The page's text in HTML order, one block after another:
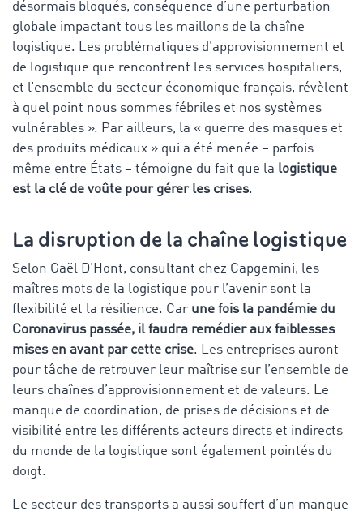
désormais bloqués, conséquence d’une perturbation
globale impactant tous les maillons de la chaîne
logistique. Les problématiques d’approvisionnement et
de logistique que rencontrent les services hospitaliers,
et l’ensemble du secteur économique français, révèlent
à quel point nous sommes fébriles et nos systèmes
vulnérables ». Par ailleurs, la « guerre des masques et
des produits médicaux » qui a été menée – parfois
même entre États – témoigne du fait que la logistique
est la clé de voûte pour gérer les crises.
La disruption de la chaîne logistique
Selon Gaël D’Hont, consultant chez Capgemini, les
maîtres mots de la logistique pour l’avenir sont la
flexibilité et la résilience. Car une fois la pandémie du
Coronavirus passée, il faudra remédier aux faiblesses
mises en avant par cette crise. Les entreprises auront
pour tâche de retrouver leur maîtrise sur l’ensemble de
leurs chaînes d’approvisionnement et de valeurs. Le
manque de coordination, de prises de décisions et de
visibilité entre les différents acteurs directs et indirects
du monde de la logistique sont également pointés du
doigt.
Le secteur des transports a aussi souffert d’un manque